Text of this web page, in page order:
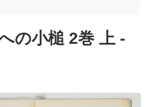
の小槌 2巻 上 -